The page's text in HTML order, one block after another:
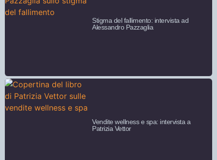
Stigma del fallimento: intervista ad
Alessandro Pazzaglia
Vendite wellness e spa: intervista a
Patrizia Vettor